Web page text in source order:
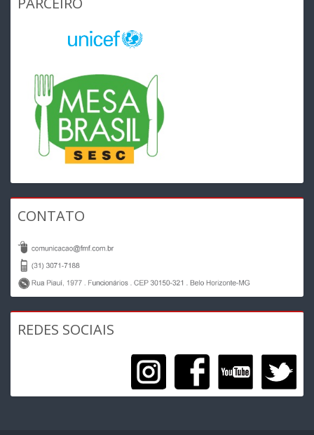
CONTATO
REDES SOCIAIS